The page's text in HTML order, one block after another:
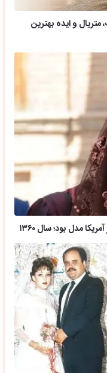
و ایده بهترین
مدل بود؛ سال ۱۳۶۰